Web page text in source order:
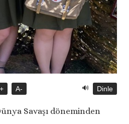
A- 🔊 Dinle
Savaşı döneminden